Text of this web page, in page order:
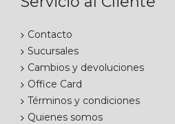
Contacto
Sucursales
Cambios y devoluciones
Office Card
Términos y condiciones
Quienes somos